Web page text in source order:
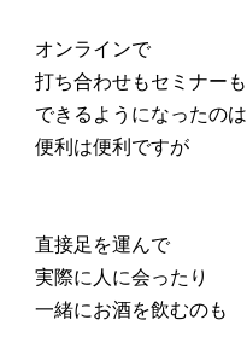
オンラインで
打ち合わせもセミナーも
できるようになったのは
便利は便利ですが
直接足を運んで
実際に人に会ったり
一緒にお酒を飲むのも